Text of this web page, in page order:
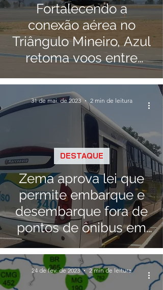
Fortalecendo a
conexão aérea no
Triângulo Mineiro, Azul
retoma voos entre
Uberaba e Araxá para
BH
Zema aprova lei que
permite embarque e
desembarque fora de
pontos de ônibus em
todo o estado
DESTAQUE
31 de mai. de 2023 2 min de leitura
24 de fev. de 2023 2 min de leitura